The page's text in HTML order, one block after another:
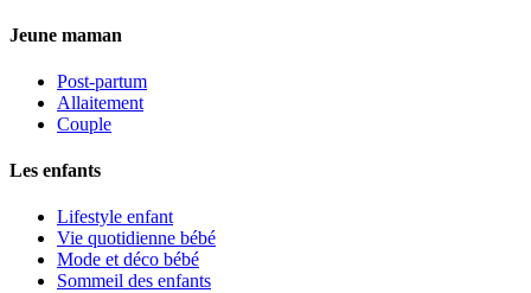
Jeune maman
Post-partum
Allaitement
Couple
Les enfants
Lifestyle enfant
Vie quotidienne bébé
Mode et déco bébé
Sommeil des enfants